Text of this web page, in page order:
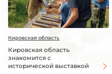
Кировская область
Кировская область
знакомится с
исторической выставкой